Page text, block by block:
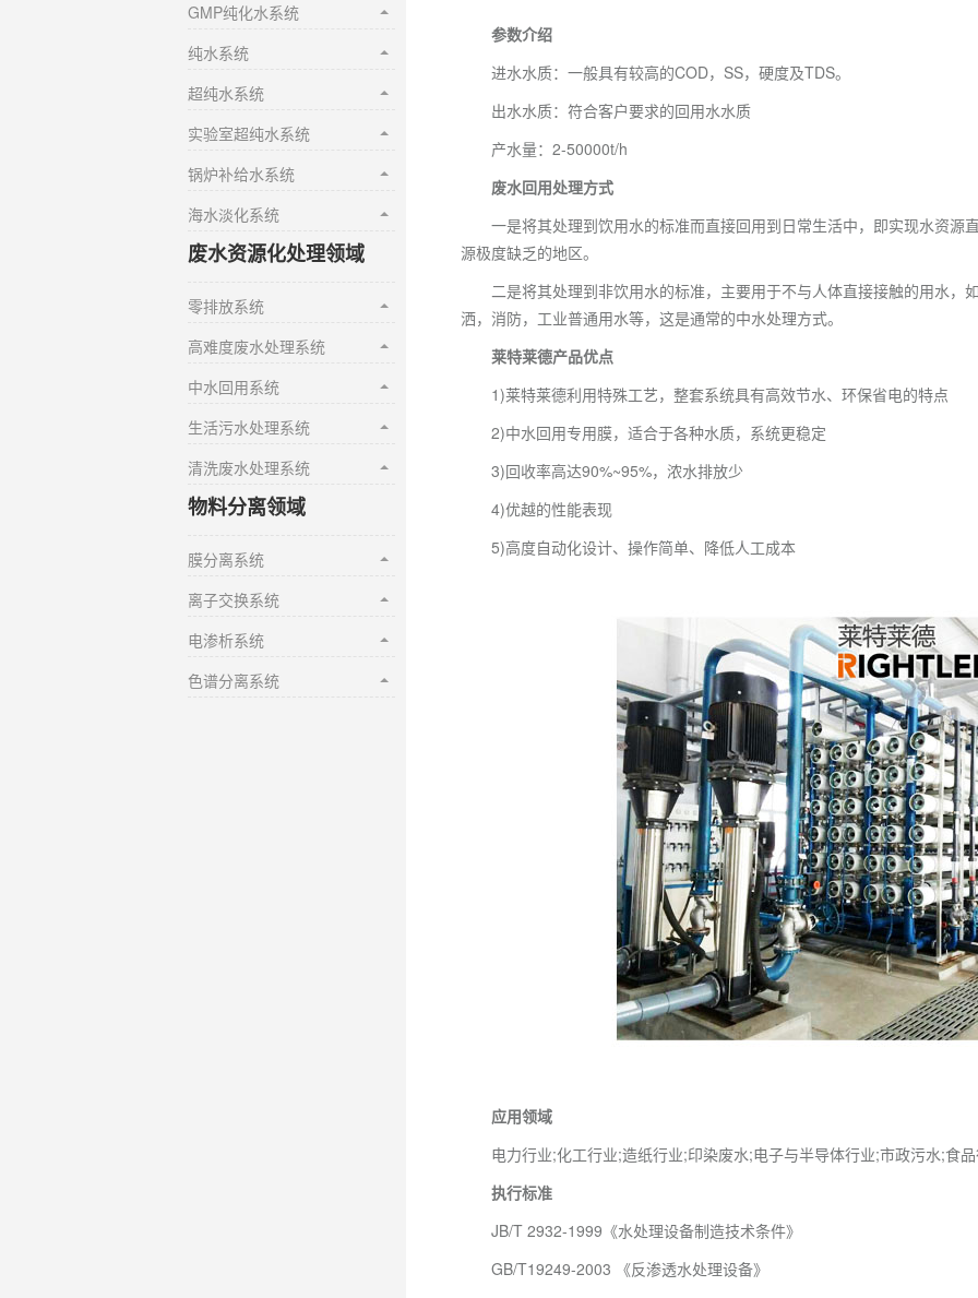
GMP纯化水系统
纯水系统
超纯水系统
实验室超纯水系统
锅炉补给水系统
海水淡化系统
废水资源化处理领域
零排放系统
高难度废水处理系统
中水回用系统
生活污水处理系统
清洗废水处理系统
物料分离领域
膜分离系统
离子交换系统
电渗析系统
色谱分离系统
参数介绍
进水水质：一般具有较高的COD，SS，硬度及TDS。
出水水质：符合客户要求的回用水水质
产水量：2-50000t/h
废水回用处理方式
一是将其处理到饮用水的标准而直接回用到日常生活中，即实现水资源
源极度缺乏的地区。
二是将其处理到非饮用水的标准，主要用于不与人体直接接触的用水，
洒，消防，工业普通用水等，这是通常的中水处理方式。
莱特莱德产品优点
1)莱特莱德利用特殊工艺，整套系统具有高效节水、环保省电的特点
2)中水回用专用膜，适合于各种水质，系统更稳定
3)回收率高达90%~95%，浓水排放少
4)优越的性能表现
5)高度自动化设计、操作简单、降低人工成本
应用领域
电力行业;化工行业;造纸行业;印染废水;电子与半导体行业;市政污水;食
执行标准
JB/T 2932-1999《水处理设备制造技术条件》
GB/T19249-2003 《反渗透水处理设备》